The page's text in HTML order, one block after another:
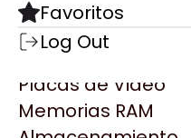
Componentes
Motherboards
Microprocesadores
Placas de Video
Memorias RAM
Todas las Marcas
AMD
AULA
Acer
Destacadas
Favoritos
Log Out